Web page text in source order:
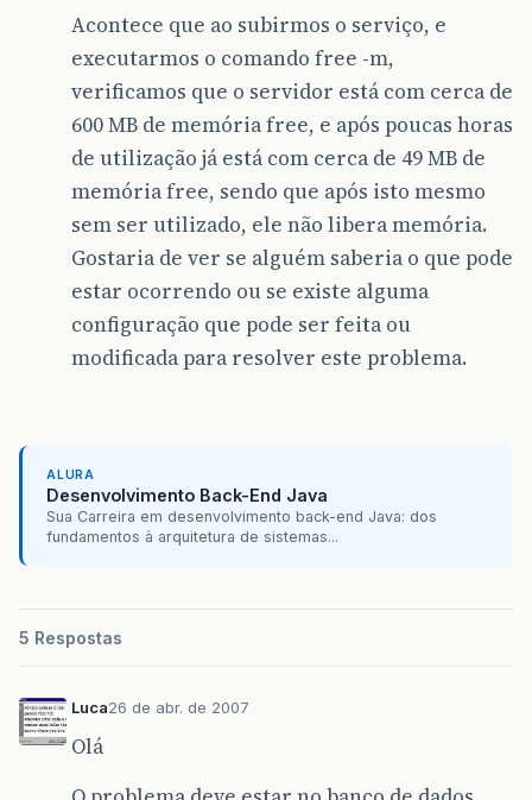
Acontece que ao subirmos o serviço, e
executarmos o comando free -m,
verificamos que o servidor está com cerca de
600 MB de memória free, e após poucas horas
de utilização já está com cerca de 49 MB de
memória free, sendo que após isto mesmo
sem ser utilizado, ele não libera memória.
Gostaria de ver se alguém saberia o que pode
estar ocorrendo ou se existe alguma
configuração que pode ser feita ou
modificada para resolver este problema.
ALURA
Desenvolvimento Back-End Java
Sua Carreira em desenvolvimento back-end Java: dos
fundamentos à arquitetura de sistemas...
5 Respostas
Luca26 de abr. de 2007
Olá